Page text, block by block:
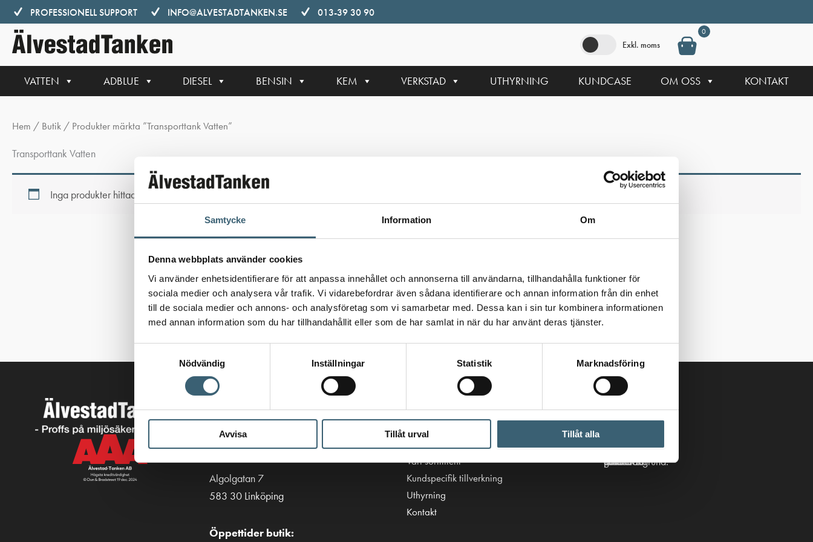
Samtycke Information Om
Denna webbplats använder cookies
Vi använder enhetsidentifierare för att anpassa innehållet och annonserna till användarna, tillhandahålla funktioner för
sociala medier och analysera vår trafik. Vi vidarebefordrar även sådana identifierare och annan information från din enhet
till de sociala medier och annons- och analysföretag som vi samarbetar med. Dessa kan i sin tur kombinera informationen
med annan information som du har tillhandahållit eller som de har samlat in när du har använt deras tjänster.
Nödvändig
Inställningar Statistik Marknadsföring
Avvisa Tillåt urval Tillåt alla
Hoppa
till
innehåll
PROFESSIONELL SUPPORT INFO@ALVESTADTANKEN.SE 013-39 30 90
Exkl. moms
0
VATTEN ADBLUE DIESEL BENSIN KEM VERKSTAD UTHYRNING KUNDCASE OM OSS KONTAKT
Hem / Butik / Produkter märkta ”Transporttank Vatten”
Transporttank Vatten
Inga produkter hittades som motsvarar ditt val.
Kontakt
013-39 30 90
info@alvestadtanken.se
Algolgatan 7
583 30 Linköping
Öppettider butik:
Viktiga länkar
Tillgänglighetsredogörelse
Vårt sortiment
Kundspecifik tillverkning
Uthyrning
Kontakt
Följ oss